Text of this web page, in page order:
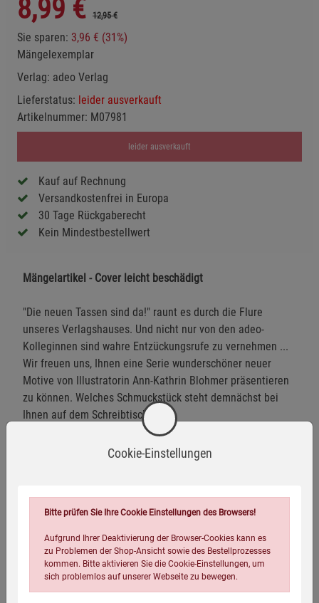
8,99 € 12,95 €
Sie sparen: 3,96 € (31%)
Mängelexemplar
Verlag: adeo Verlag
Lieferstatus: leider ausverkauft
Artikelnummer: M07981
leider ausverkauft
Kauf auf Rechnung
Versandkostenfrei in Europa
30 Tage Rückgaberecht
Kein Mindestbestellwert
Mängelartikel - Cover leicht beschädigt
"Die neuen Tassen sind da!" raunt es durch die Flure
unseres Verlagshauses. Und nicht nur von den adeo-
Kolleginnen sind wahre Entzückungsrufe zu vernehmen ...
Wir freuen uns, Ihnen eine Serie wunderschöner neuer
Motive von Illustratorin Ann-Kathrin Blohmer präsentieren
zu können. Welches Schmuckstück steht demnächst bei
Ihnen auf dem Schreibtisch?
Warnhinweise / Sicherheitsinformationen
Heißer Inhalt kann zu Verbrennungen führen.
Sicherheitshinweise
Mehr anzeigen
Cookie-Einstellungen
Bitte prüfen Sie Ihre Cookie Einstellungen des Browsers!
Aufgrund Ihrer Deaktivierung der Browser-Cookies kann es
zu Problemen der Shop-Ansicht sowie des Bestellprozesses
kommen. Bitte aktivieren Sie die Cookie-Einstellungen, um
sich problemlos auf unserer Webseite zu bewegen.